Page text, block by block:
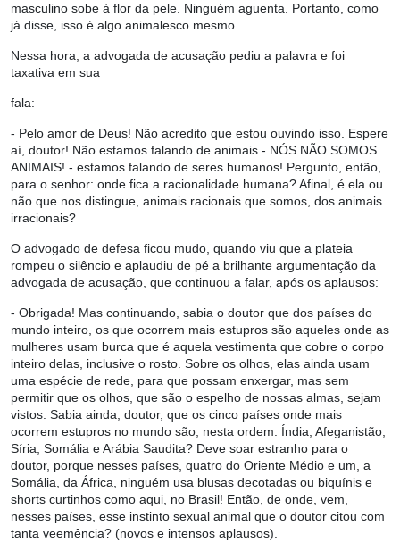
masculino sobe à flor da pele. Ninguém aguenta. Portanto, como
já disse, isso é algo animalesco mesmo...
Nessa hora, a advogada de acusação pediu a palavra e foi
taxativa em sua
fala:
- Pelo amor de Deus! Não acredito que estou ouvindo isso. Espere
aí, doutor! Não estamos falando de animais - NÓS NÃO SOMOS
ANIMAIS! - estamos falando de seres humanos! Pergunto, então,
para o senhor: onde fica a racionalidade humana? Afinal, é ela ou
não que nos distingue, animais racionais que somos, dos animais
irracionais?
O advogado de defesa ficou mudo, quando viu que a plateia
rompeu o silêncio e aplaudiu de pé a brilhante argumentação da
advogada de acusação, que continuou a falar, após os aplausos:
- Obrigada! Mas continuando, sabia o doutor que dos países do
mundo inteiro, os que ocorrem mais estupros são aqueles onde as
mulheres usam burca que é aquela vestimenta que cobre o corpo
inteiro delas, inclusive o rosto. Sobre os olhos, elas ainda usam
uma espécie de rede, para que possam enxergar, mas sem
permitir que os olhos, que são o espelho de nossas almas, sejam
vistos. Sabia ainda, doutor, que os cinco países onde mais
ocorrem estupros no mundo são, nesta ordem: Índia, Afeganistão,
Síria, Somália e Arábia Saudita? Deve soar estranho para o
doutor, porque nesses países, quatro do Oriente Médio e um, a
Somália, da África, ninguém usa blusas decotadas ou biquínis e
shorts curtinhos como aqui, no Brasil! Então, de onde, vem,
nesses países, esse instinto sexual animal que o doutor citou com
tanta veemência? (novos e intensos aplausos).